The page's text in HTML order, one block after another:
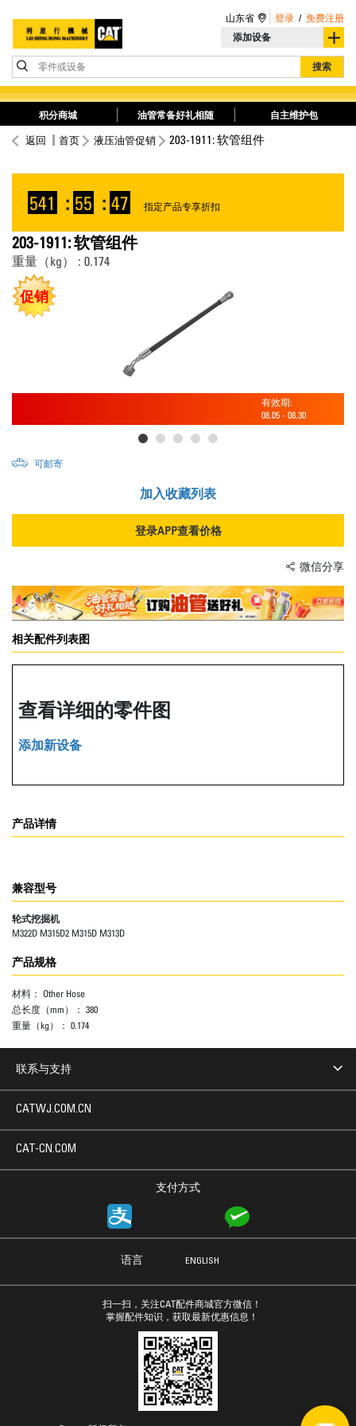
添加设备
零件或设备 搜索
山东省 登录 / 免费注册
积分商城 油管常备好礼相随 自主维护包
返回 首页 液压油管促销 203-1911: 软管组件
541 : 55 : 47 指定产品专享折扣
203-1911: 软管组件
重量（kg） : 0.174
促销
有效期:
08.05 - 08.30
可邮寄
加入收藏列表
登录APP查看价格
微信分享
相关配件列表图
查看详细的零件图
添加新设备
产品详情
兼容型号
轮式挖掘机
M322D M315D2 M315D M313D
产品规格
材料： Other Hose
总长度（mm）： 380
重量（kg）： 0.174
联系与支持
支付方式
CATWJ.COM.CN
CAT-CN.COM
语言 ENGLISH
扫一扫，关注CAT配件商城官方微信！
掌握配件知识，获取最新优惠信息！